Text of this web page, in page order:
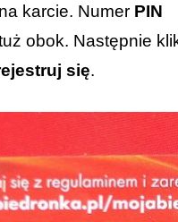
karcie. Numer PIN
obok. Następnie
się.